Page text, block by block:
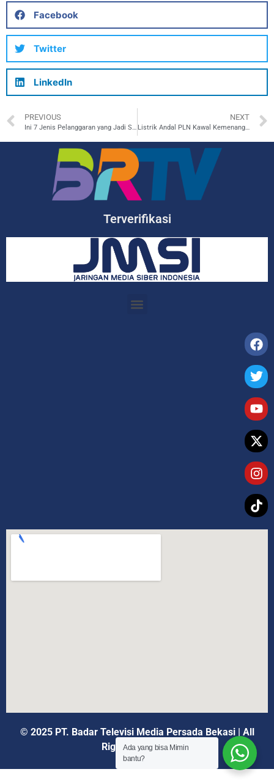
Facebook
Twitter
LinkedIn
PREVIOUS
Ini 7 Jenis Pelanggaran yang Jadi Sasaran Ops Patuh 2025, Simak Baik-Baik!
NEXT
Listrik Andal PLN Kawal Kemenangan Garuda Muda 8-0 atas Brunei di Laga Pembuka AFF U-23.
Terverifikasi
© 2025 PT. Badar Televisi Media Persada Bekasi | All
Rights Reserved
Ada yang bisa Mimin
bantu?